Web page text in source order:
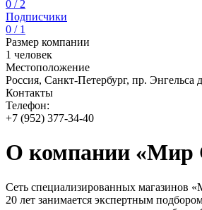
0 / 2
Подписчики
0 / 1
Размер компании
1 человек
Местоположение
Россия, Санкт-Петербург, пр. Энгельса
Контакты
Телефон:
+7 (952) 377-34-40
О компании «Мир
Сеть специализированных магазинов
20 лет занимается экспертным